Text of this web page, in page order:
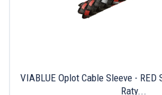
VIABLUE Oplot Cable Sleeve - RED
Raty...